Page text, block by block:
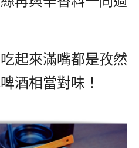
起來滿嘴都是孜然
酒相當對味！